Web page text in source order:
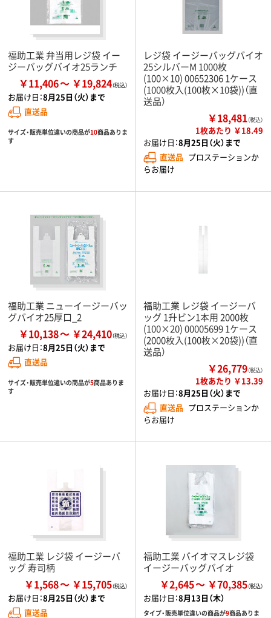
福助工業 弁当用レジ袋 イー
ジーバッグバイオ25ランチ
￥11,406 ￥19,824
お届け日：8月25日（火）まで
直送品
サイズ・販売単位違いの商品が10商品ありま
す
レジ袋 イージーバッグバイオ
25シルバーM 1000枚
(100×10) 00652306 1ケース
(1000枚入(100枚×10袋))（直
送品）
￥18,481（税込）
1枚あたり ￥18.49
お届け日：8月25日（火）まで
直送品 プロステーションか
らお届け
福助工業 ニューイージーバッ
グバイオ25厚口_2
￥10,138 ￥24,410
お届け日：8月25日（火）まで
直送品
サイズ・販売単位違いの商品が5商品ありま
す
福助工業 レジ袋 イージーバ
ッグ 1升ビン1本用 2000枚
(100×20) 00005699 1ケース
(2000枚入(100枚×20袋))（直
送品）
￥26,779（税込）
1枚あたり ￥13.39
お届け日：8月25日（火）まで
直送品 プロステーションか
らお届け
福助工業 レジ袋 イージーバ
ッグ 寿司柄
￥1,568 ￥15,705
お届け日：8月25日（火）まで
直送品
福助工業 バイオマスレジ袋
イージーバッグバイオ
￥2,645 ￥70,385
お届け日：8月13日（木）
タイプ・販売単位違いの商品が9商品ありま